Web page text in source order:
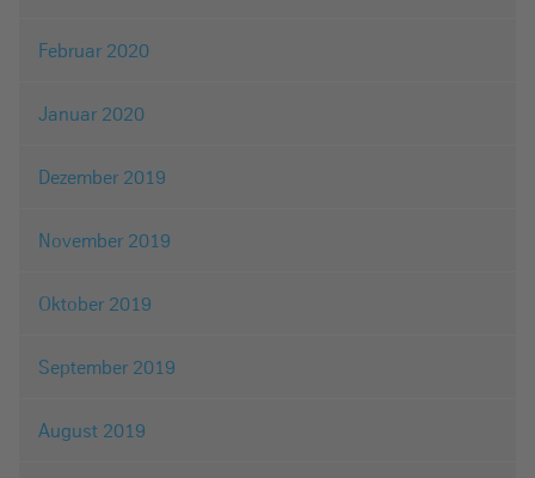
Februar 2020
Januar 2020
Dezember 2019
November 2019
Oktober 2019
September 2019
August 2019